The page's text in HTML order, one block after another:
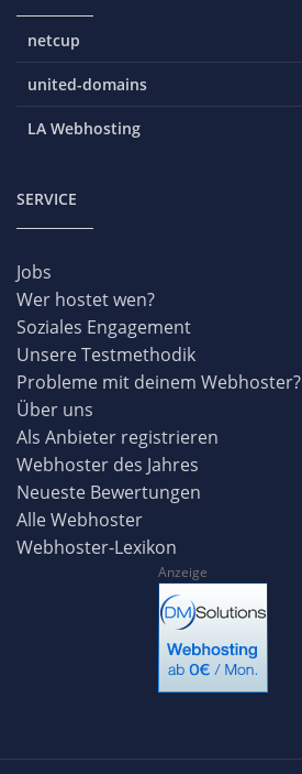
netcup
united-domains
LA Webhosting
SERVICE
Jobs
Wer hostet wen?
Soziales Engagement
Unsere Testmethodik
Probleme mit deinem Webhoster?
Über uns
Als Anbieter registrieren
Webhoster des Jahres
Neueste Bewertungen
Alle Webhoster
Webhoster-Lexikon
Anzeige